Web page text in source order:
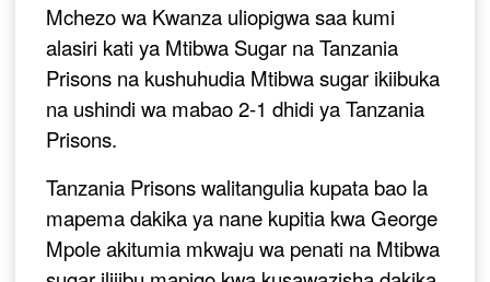
Mchezo wa Kwanza uliopigwa saa kumi
alasiri kati ya Mtibwa Sugar na Tanzania
Prisons na kushuhudia Mtibwa sugar ikiibuka
na ushindi wa mabao 2-1 dhidi ya Tanzania
Prisons.
Tanzania Prisons walitangulia kupata bao la
mapema dakika ya nane kupitia kwa George
Mpole akitumia mkwaju wa penati na Mtibwa